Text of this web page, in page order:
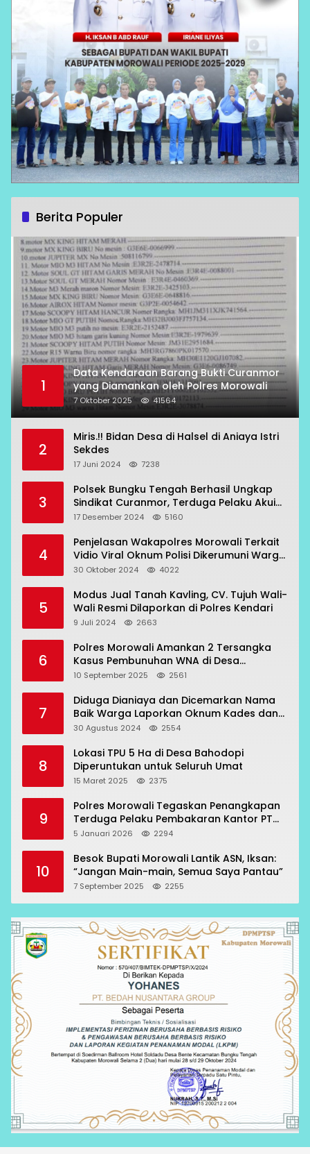
Berita Populer
1
Data Kendaraan Barang Bukti Curanmor
yang Diamankan oleh Polres Morowali
7 Oktober 2025 41564
2
Miris.!! Bidan Desa di Halsel di Aniaya Istri
Sekdes
17 Juni 2024 7238
3
Polsek Bungku Tengah Berhasil Ungkap
Sindikat Curanmor, Terduga Pelaku Akui
Beraksi di 7 Lokasi
17 Desember 2024 5160
4
Penjelasan Wakapolres Morowali Terkait
Vidio Viral Oknum Polisi Dikerumuni Warga
Bahodopi
30 Oktober 2024 4022
5
Modus Jual Tanah Kavling, CV. Tujuh Wali-
Wali Resmi Dilaporkan di Polres Kendari
9 Juli 2024 2663
6
Polres Morowali Amankan 2 Tersangka
Kasus Pembunuhan WNA di Desa
Topogaro
10 September 2025 2561
7
Diduga Dianiaya dan Dicemarkan Nama
Baik Warga Laporkan Oknum Kades dan
Oknum Polisi
30 Agustus 2024 2554
8
Lokasi TPU 5 Ha di Desa Bahodopi
Diperuntukan untuk Seluruh Umat
15 Maret 2025 2375
9
Polres Morowali Tegaskan Penangkapan
Terduga Pelaku Pembakaran Kantor PT
RCP Sesuai Prosedur
5 Januari 2026 2294
10
Besok Bupati Morowali Lantik ASN, Iksan:
“Jangan Main-main, Semua Saya Pantau”
7 September 2025 2255